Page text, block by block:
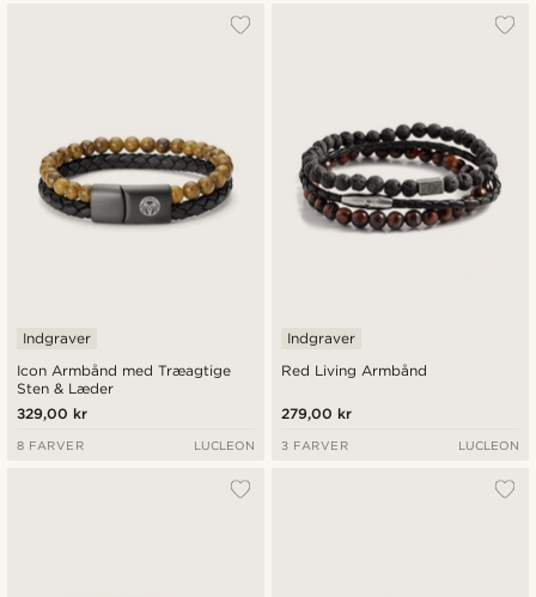
Icon Armbånd med Træagtige
Sten & Læder
Indgraver
329,00 kr
8 FARVER LUCLEON
Red Living Armbånd
Indgraver
279,00 kr
3 FARVER LUCLEON